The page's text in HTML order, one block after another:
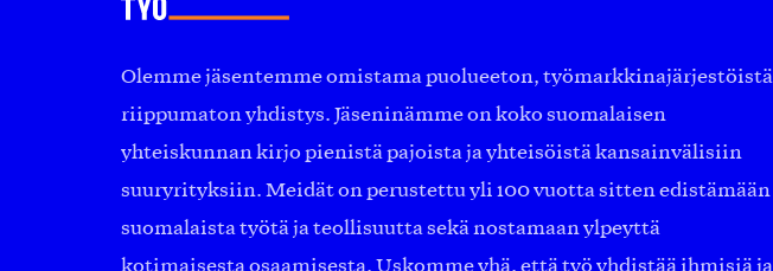
Olemme jäsentemme omistama puolueeton, työmarkkinajärjestöistä
riippumaton yhdistys. Jäseninämme on koko suomalaisen
yhteiskunnan kirjo pienistä pajoista ja yhteisöistä kansainvälisiin
suuryrityksiin. Meidät on perustettu yli 100 vuotta sitten edistämään
suomalaista työtä ja teollisuutta sekä nostamaan ylpeyttä
kotimaisesta osaamisesta. Uskomme yhä, että työ yhdistää ihmisiä ja